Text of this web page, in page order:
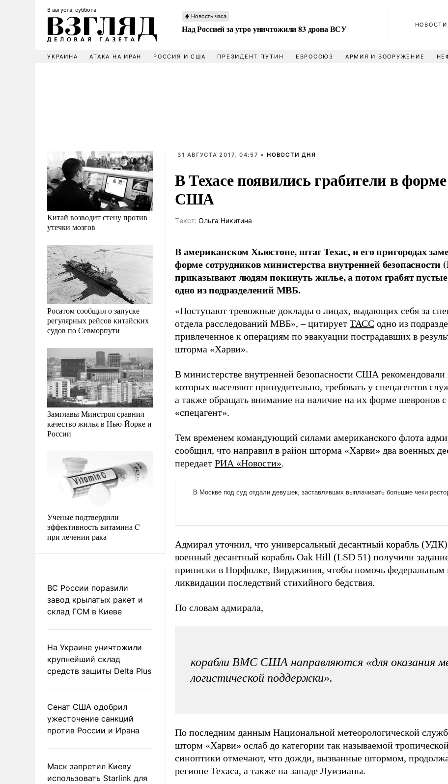
8 августа, суббота
Новость часа
Над Россией за утро уничтожили 83 дрона ВСУ НОВОСТИ
УКРАИНА АТАКА НА ИРАН РОССИЯ И США ПРЕЗИДЕНТ ПУТИН ЕВРОСОЮЗ АРМИЯ И ВООРУЖЕНИЕ
Китай возводит стену против
утечки мозгов
Росатом сообщил о запуске
регулярных рейсов китайских
судов по Севморпути
Замглавы Минстроя сравнил
качество жилья в Нью-Йорке и
России
Ученые подтвердили
эффективность витамина C
при лечении рака
ВС России поразили
завод крылатых ракет и
склад ГСМ в Киеве
На Украине уничтожили
крупнейший склад
средств защиты Delta Plus
Сенат США одобрил
ужесточение санкций
против России и Ирана
Маск запретил Киеву
использовать Starlink для
31 АВГУСТА 2017, 04:57 • НОВОСТИ ДНЯ
В Техасе появились грабители в
США
Tекст: Ольга Никитина
В американском Хьюстоне, штат Техас, и его пригородах
форме сотрудников министерства внутренней
приказывают людям покинуть жилье, а потом грабят
одно из подразделений МВБ.
«Поступают тревожные доклады о лицах, выдающих себя за
отдела расследований МВБ», – цитирует ТАСС одно из
привлеченное к операциям по эвакуации пострадавших в
шторма «Харви».
В министерстве внутренней безопасности США
которых выселяют принудительно, требовать у спецагентов
а также обращать внимание на наличие на их форме шевронов
«спецагент».
Тем временем командующий силами американского флота
сообщил, что направил в район шторма «Харви» два военных
передает РИА «Новости».
Адмирал уточнил, что универсальный десантный корабль
военный десантный корабль Oak Hill (LSD 51) получили
приписки в Норфолке, Вирджиния, чтобы помочь федеральным
ликвидации последствий стихийного бедствия.
По словам адмирала,
корабли ВМС США направляются «для оказания
логистической поддержки».
По последним данным Национальной метеорологической
шторм «Харви» ослаб до категории так называемой
синоптики отмечают, что дожди, вызванные штормом,
регионе Техаса, а также на западе Луизианы.